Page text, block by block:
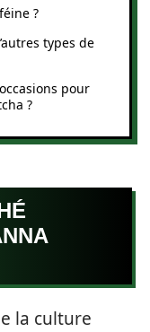
?
types de
pour
?
la culture